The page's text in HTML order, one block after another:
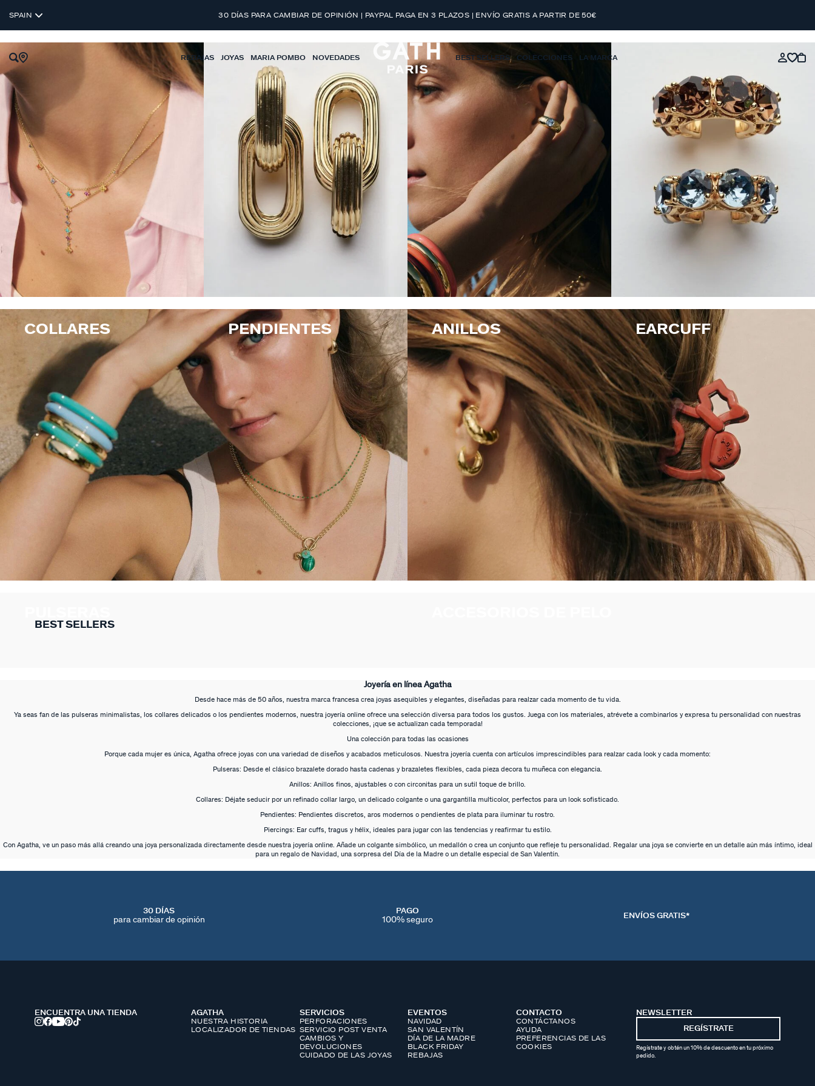
SPAIN 30 DÍAS PARA CAMBIAR DE OPINIÓN | PAYPAL PAGA EN 3 PLAZOS | ENVÍO GRATIS A PARTIR DE 50€
REBAJAS JOYAS MARIA POMBO NOVEDADES BEST SELLERS COLECCIONES LA MARCA
PLENO VERANO
DESCUBRIR
COLLARES PENDIENTES ANILLOS EARCUFF
BEST SELLERS
Joyería en línea Agatha
Desde hace más de 50 años, nuestra marca francesa crea joyas asequibles y elegantes, diseñadas para realzar cada momento de tu vida.
Ya seas fan de las pulseras minimalistas, los collares delicados o los pendientes modernos, nuestra joyería online ofrece una selección diversa para todos los gustos. Juega con los materiales, atrévete a combinarlos y expresa tu personalidad con nuestras
colecciones, ¡que se actualizan cada temporada!
Una colección para todas las ocasiones
Porque cada mujer es única, Agatha ofrece joyas con una variedad de diseños y acabados meticulosos. Nuestra joyería cuenta con artículos imprescindibles para realzar cada look y cada momento:
Pulseras: Desde el clásico brazalete dorado hasta cadenas y brazaletes flexibles, cada pieza decora tu muñeca con elegancia.
Anillos: Anillos finos, ajustables o con circonitas para un sutil toque de brillo.
Collares: Déjate seducir por un refinado collar largo, un delicado colgante o una gargantilla multicolor, perfectos para un look sofisticado.
Pendientes: Pendientes discretos, aros modernos o pendientes de plata para iluminar tu rostro.
Piercings: Ear cuffs, tragus y hélix, ideales para jugar con las tendencias y reafirmar tu estilo.
Con Agatha, ve un paso más allá creando una joya personalizada directamente desde nuestra joyería online. Añade un colgante simbólico, un medallón o crea un conjunto que refleje tu personalidad. Regalar una joya se convierte en un detalle aún más íntimo, ideal
para un regalo de Navidad, una sorpresa del Día de la Madre o un detalle especial de San Valentín.
30 DÍAS
para cambiar de opinión
PAGO
100% seguro ENVÍOS GRATIS*
NEWSLETTER
REGÍSTRATE
Regístrate y obtén un 10% de descuento en tu próximo
pedido.
AGATHA
NUESTRA HISTORIA
LOCALIZADOR DE TIENDAS
SERVICIOS
PERFORACIONES
SERVICIO POST VENTA
CAMBIOS Y
DEVOLUCIONES
CUIDADO DE LAS JOYAS
EVENTOS
NAVIDAD
SAN VALENTÍN
DÍA DE LA MADRE
BLACK FRIDAY
REBAJAS
CONTACTO
CONTÁCTANOS
AYUDA
PREFERENCIAS DE LAS
COOKIES
ENCUENTRA UNA TIENDA